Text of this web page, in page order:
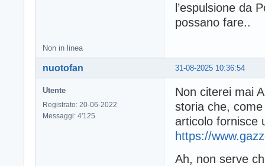
l’espulsione da
possano fare..
Non in linea
31-08-2025 10:36:54
nuotofan
Utente
Registrato: 20-06-2022
Messaggi: 4'125
Non citerei mai
storia che,
articolo fornisce
https://
Ah, non serve